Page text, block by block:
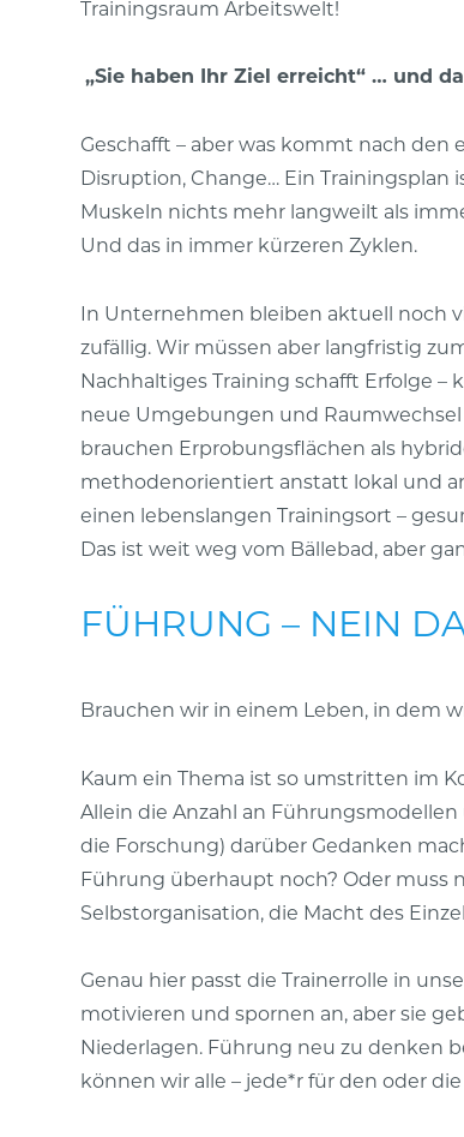
Trainingsraum Arbeitswelt!
„Sie haben Ihr Ziel erreicht“ … und
Geschafft – aber was kommt nach den
Disruption, Change… Ein Trainingsplan
Muskeln nichts mehr langweilt als
Und das in immer kürzeren Zyklen.
In Unternehmen bleiben aktuell noch
zufällig. Wir müssen aber langfristig
Nachhaltiges Training schafft Erfolge
neue Umgebungen und
brauchen Erprobungsflächen als
methodenorientiert anstatt lokal und
einen lebenslangen Trainingsort –
Das ist weit weg vom Bällebad, aber
FÜHRUNG – NEIN
Brauchen wir in einem Leben, in dem
Kaum ein Thema ist so umstritten im
Allein die Anzahl an
die Forschung) darüber Gedanken
Führung überhaupt noch? Oder muss
Selbstorganisation, die Macht des
Genau hier passt die Trainerrolle in
motivieren und spornen an, aber sie
Niederlagen. Führung neu zu denken
können wir alle – jede*r für den oder